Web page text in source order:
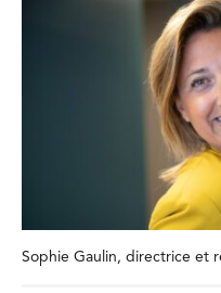
Sophie Gaulin, directrice et